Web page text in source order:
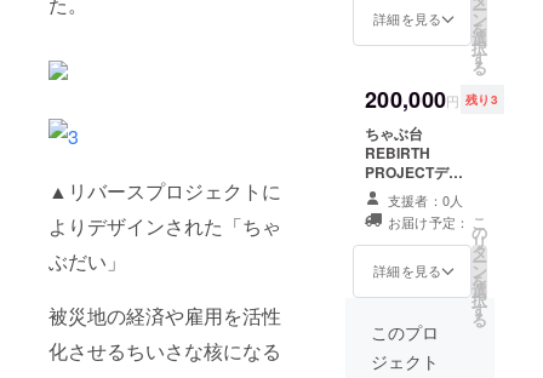
▲リバースプロジェクトに
よりデザインされた「ちゃ
ぶだい」
被災地の経済や雇用を活性
化させるちいさな核になる
詳細を見る ー
ン
を
選
択
す
る
200,000円 残り3
ちゃぶ台
REBIRTH
PROJECTデザ
イン（実際の制
作物）１台
支援者：0人
お届け予定：
詳細を見る
こ
の
リ
タ
ー
ン
を
選
択
す
る
このプロ
ジェクト